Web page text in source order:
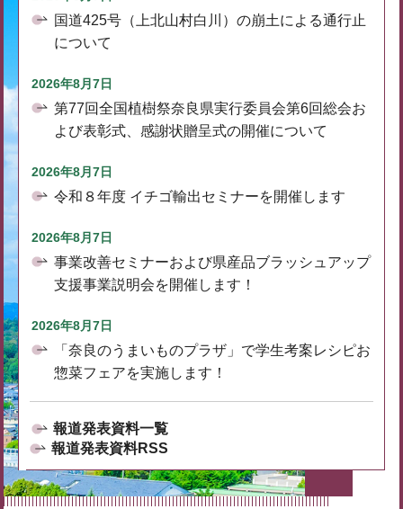
国道425号（上北山村白川）の崩土による通行止
について
2026年8月7日
第77回全国植樹祭奈良県実行委員会第6回総会お
よび表彰式、感謝状贈呈式の開催について
2026年8月7日
令和８年度 イチゴ輸出セミナーを開催します
2026年8月7日
事業改善セミナーおよび県産品ブラッシュアップ
支援事業説明会を開催します！
2026年8月7日
「奈良のうまいものプラザ」で学生考案レシピお
惣菜フェアを実施します！
報道発表資料一覧
報道発表資料RSS